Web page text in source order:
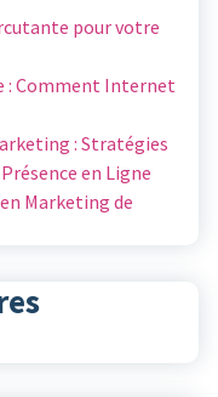
pour votre
: Comment Internet
: Stratégies
en Ligne
en Marketing de